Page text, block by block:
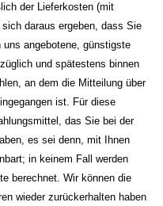
der Lieferkosten (mit
daraus ergeben, dass Sie
angebotene, günstigste
und spätestens binnen
an dem die Mitteilung über
ist. Für diese
das Sie bei der
es sei denn, mit Ihnen
in keinem Fall werden
berechnet. Wir können die
wieder zurückerhalten haben